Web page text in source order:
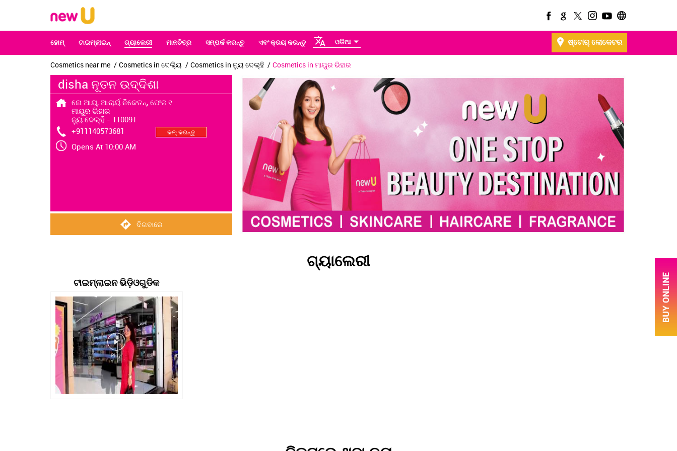
ହୋମ୍‌ ଟାଇମ୍‌ଲାଇନ୍‌ ଗ୍ୟାଲେରୀ ମାନଚିତ୍ର ସମ୍ପର୍କ କରନ୍ତୁ ଏବଂ କ୍ରୟ କରନ୍ତୁ ଓଡିଆ ଷ୍ଟୋର୍ ଲୋକେଟର
Cosmetics near me Cosmetics in ଦେଲ୍ୟି Cosmetics in ନ୍ୟୁ ଦେଲ୍ହି Cosmetics in ମାୟୁର ଭିହାର
disha ନୂତନ ଉଦ୍ଦିଶା
ନୋ ଆୟ୍, ଆଚାର୍ୟ ନିକେତନ୍, ଫେଜ ୧
ମାୟୁର ଭିହାର
ନ୍ୟୁ ଦେଲ୍ହି- 110091
+911140573681
କଲ୍ କରନ୍ତୁ
Opens At 10:00 AM
ଦିଗବାରେ
ଗ୍ୟାଲେରୀ
ଟାଇମ୍‍ଲାଇନ ଭିଡ଼ିଓଗୁଡିକ